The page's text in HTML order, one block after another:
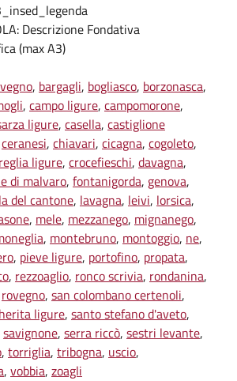
Descrizione Fondativa
(max A3)
, bargagli, bogliasco, borzonasca,
, campo ligure, campomorone,
ligure, casella, castiglione
ceranesi, chiavari, cicagna, cogoleto,
ligure, crocefieschi, davagna,
di malvaro, fontanigorda, genova,
del cantone, lavagna, leivi, lorsica,
, mele, mezzanego, mignanego,
, montebruno, montoggio, ne,
, pieve ligure, portofino, propata,
, rezzoaglio, ronco scrivia, rondanina,
rovegno, san colombano certenoli,
ligure, santo stefano d'aveto,
savignone, serra riccò, sestri levante,
, torriglia, tribogna, uscio,
, vobbia, zoagli